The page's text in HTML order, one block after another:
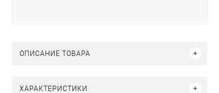
ОПИСАНИЕ ТОВАРА
ХАРАКТЕРИСТИКИ